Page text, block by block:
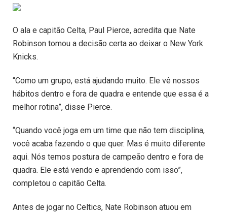
O ala e capitão Celta, Paul Pierce, acredita que Nate
Robinson tomou a decisão certa ao deixar o New York
Knicks.
“Como um grupo, está ajudando muito. Ele vê nossos
hábitos dentro e fora de quadra e entende que essa é a
melhor rotina”, disse Pierce.
“Quando você joga em um time que não tem disciplina,
você acaba fazendo o que quer. Mas é muito diferente
aqui. Nós temos postura de campeão dentro e fora de
quadra. Ele está vendo e aprendendo com isso”,
completou o capitão Celta.
Antes de jogar no Celtics, Nate Robinson atuou em